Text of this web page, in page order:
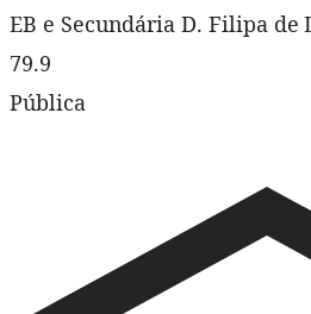
EB e Secundária D. Filipa de
79.9
Pública